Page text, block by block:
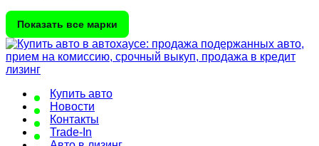
Показать все марки
Купить авто
Новости
Контакты
Trade-In